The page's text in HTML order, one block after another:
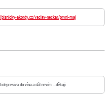
pisnicky-akordy.cz/vaclav-neckar/prvni-maj
do vína a dál nevím ...děkuji